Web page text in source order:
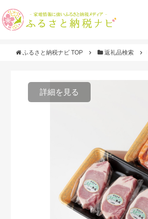
ふるさと納税ナビ TOP 返礼品検索
詳細を見る